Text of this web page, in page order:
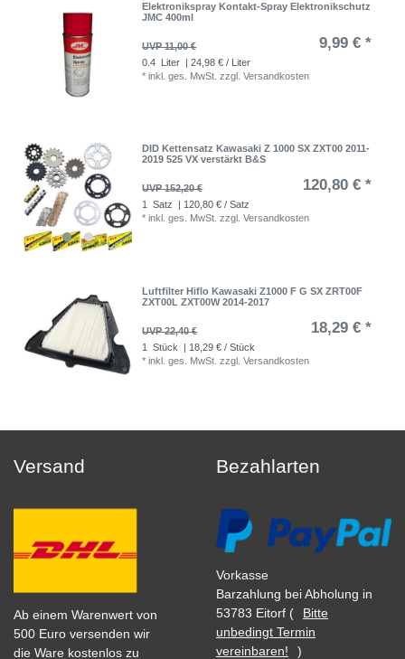
Elektronikspray Kontakt-Spray Elektronikschutz
JMC 400ml
UVP 11,00 € 9,99 € *
0.4 Liter | 24,98 € / Liter
*inkl. ges. MwSt. zzgl.Versandkosten
DID Kettensatz Kawasaki Z 1000 SX ZXT00 2011-
2019 525 VX verstärkt B&S
UVP 152,20 € 120,80 € *
1 Satz
| 120,80 € / Satz
*inkl. ges. MwSt. zzgl.Versandkosten
Luftfilter Hiflo Kawasaki Z1000 F G SX ZRT00F
ZXT00L ZXT00W 2014-2017
UVP 22,40 € 18,29 € *
1 Stück
| 18,29 € / Stück
*inkl. ges. MwSt. zzgl.Versandkosten
Versand
Ab einem Warenwert von
500 Euro versenden wir
die Ware kostenlos zu
Bezahlarten
Vorkasse
Barzahlung bei Abholung in
53783 Eitorf (
Bitte
unbedingt Termin
vereinbaren!
)